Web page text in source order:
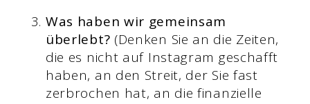
Was haben wir gemeinsam
überlebt? (Denken Sie an die Zeiten,
die es nicht auf Instagram geschafft
haben, an den Streit, der Sie fast
zerbrochen hat, an die finanzielle